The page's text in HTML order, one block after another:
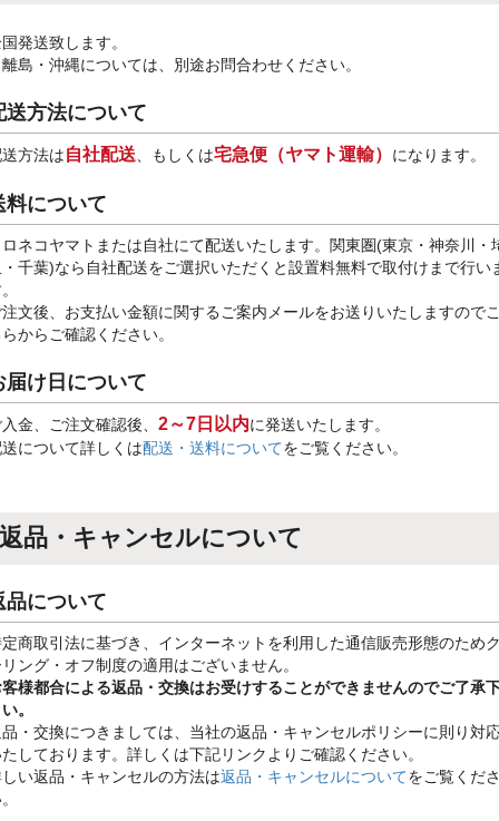
発送致します。
島・沖縄については、別途お問合わせください。
送方法について
方法は自社配送、もしくは宅急便（ヤマト運輸） になります。
料について
ネコヤマトまたは自社にて配送いたします。関東圏(東京・神奈川・
千葉)なら自社配送をご選択いただくと設置料無料で取付けまで行い
文後、お支払い金額に関するご案内メールをお送りいたしますので
からご確認ください。
届け日について
金、ご注文確認後、 2～7日以内に発送いたします。
について詳しくは配送・送料についてをご覧ください。
返品・キャンセルについて
品について
商取引法に基づき、インターネットを利用した通信販売形態のため
ング・オフ制度の適用はございません。
様都合による返品・交換はお受けすることができませんのでご了承
。
・交換につきましては、当社の返品・キャンセルポリシーに則り対
しております。詳しくは下記リンクよりご確認ください。
い返品・キャンセルの方法は返品・キャンセルについてをご覧くだ